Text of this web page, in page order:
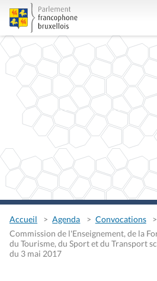
Accueil Agenda
Convocations
Commission de l'Enseignement, de la
du Tourisme, du Sport et du Transport
du 3 mai 2017